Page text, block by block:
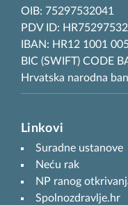
OIB: 75297532041
PDV ID:
IBAN: HR12 1001
BIC (SWIFT) CODE
Hrvatska narodna
Linkovi
Suradne ustanove
Neću rak
NP ranog
Spolnozdravlje.hr